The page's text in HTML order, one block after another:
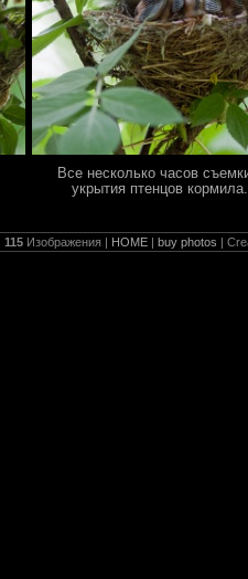
Все несколько часов
укрытия птенцов
115 Изображения | HOME |buy photos |